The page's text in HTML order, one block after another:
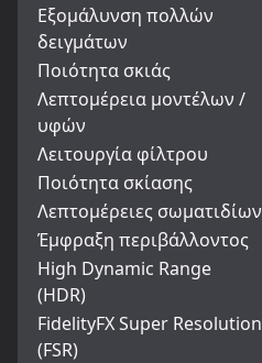
Εξομάλυνση πολλών
δειγμάτων
Ποιότητα σκιάς
Λεπτομέρεια μοντέλων /
υφών
Λειτουργία φίλτρου
Ποιότητα σκίασης
Λεπτομέρειες σωματιδίων
Έμφραξη περιβάλλοντος
High Dynamic Range
(HDR)
FidelityFX Super Resolution
(FSR)